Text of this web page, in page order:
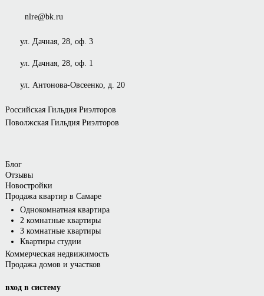
nlre@bk.ru
ул. Дачная, 28, оф. 3
ул. Дачная, 28, оф. 1
ул. Антонова-Овсеенко, д. 20
Российская Гильдия Риэлторов
Поволжская Гильдия Риэлторов
Блог
Отзывы
Новостройки
Продажа квартир в Самаре
Однокомнатная квартира
2 комнатные квартиры
3 комнатные квартиры
Квартиры студии
Коммерческая недвижимость
Продажа домов и участков
вход в систему